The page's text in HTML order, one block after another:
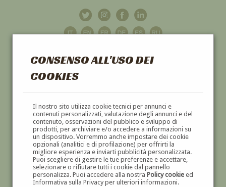
CONSENSO ALL'USO DEI
COOKIES
Il nostro sito utilizza cookie tecnici per annunci e
contenuti personalizzati, valutazione degli annunci e del
contenuto, osservazioni del pubblico e sviluppo di
prodotti, per archiviare e/o accedere a informazioni su
un dispositivo. Vorremmo anche impostare dei cookie
opzionali (analitici e di profilazione) per offrirti la
migliore esperienza e inviarti pubblicità personalizzata.
Puoi scegliere di gestire le tue preferenze e accettare,
selezionare o rifiutare tutti i cookie dal pannello
personalizza. Puoi accedere alla nostra Policy cookieed
Informativa sulla Privacy per ulteriori informazioni.
GALLERIAD'ARTE
DIPINTI E SCULTURE '800 E '900